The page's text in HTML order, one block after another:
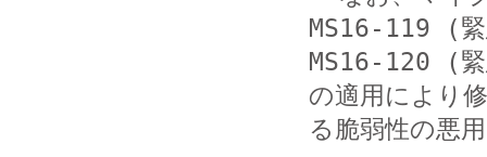
MS16-119 (
MS16-120 (
の適用により
る脆弱性の悪